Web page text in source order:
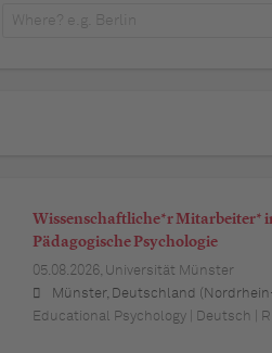
Wissenschaftliche*r Mitarbeiter*
Pädagogische Psychologie
05.08.2026, Universität Münster
Münster, Deutschland
Educational Psychology | Deutsch |